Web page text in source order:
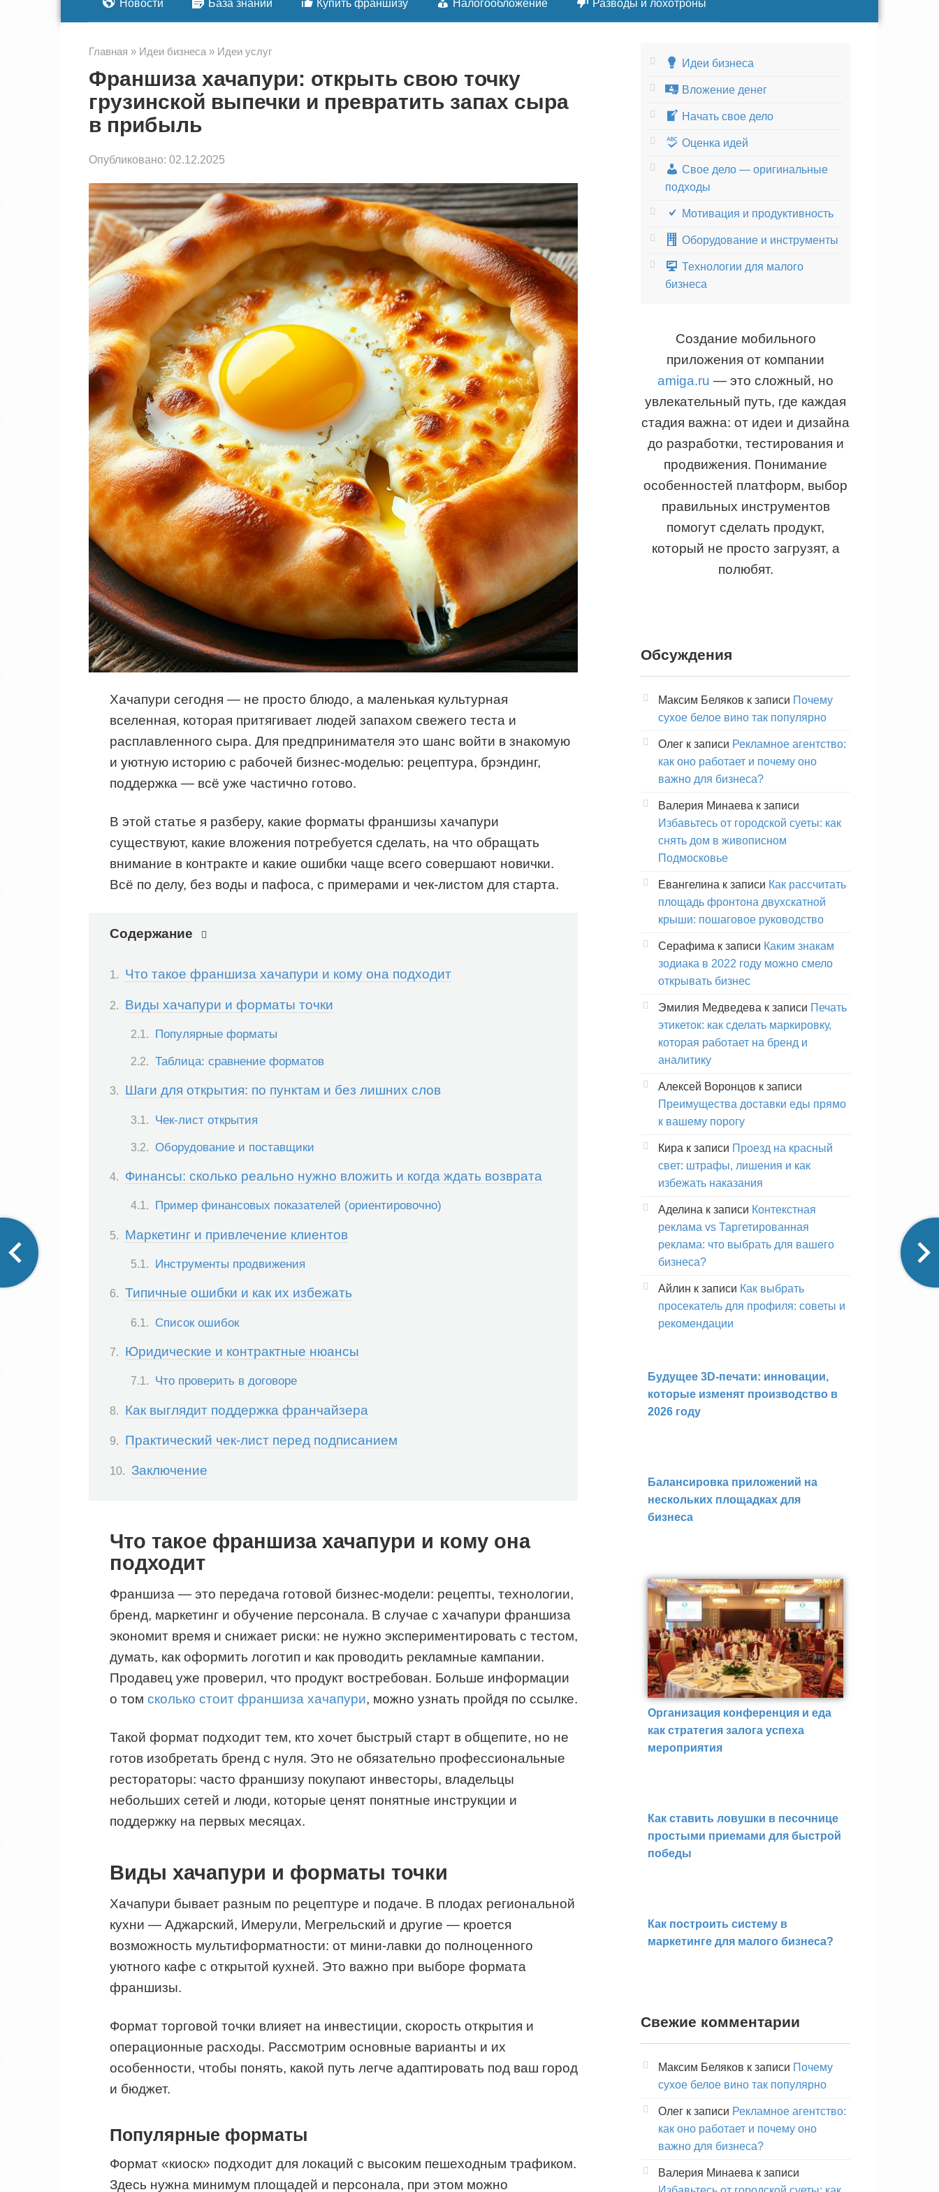
Новости База знаний Купить франшизу Налогообложение Разводы и лохотроны
Главная » Идеи бизнеса » Идеи услуг
Франшиза хачапури: открыть свою точку
грузинской выпечки и превратить запах сыра
в прибыль
Опубликовано: 02.12.2025
Хачапури сегодня — не просто блюдо, а маленькая культурная
вселенная, которая притягивает людей запахом свежего теста и
расплавленного сыра. Для предпринимателя это шанс войти в знакомую
и уютную историю с рабочей бизнес-моделью: рецептура, брэндинг,
поддержка — всё уже частично готово.
В этой статье я разберу, какие форматы франшизы хачапури
существуют, какие вложения потребуется сделать, на что обращать
внимание в контракте и какие ошибки чаще всего совершают новички.
Всё по делу, без воды и пафоса, с примерами и чек-листом для старта.
Содержание
Что такое франшиза хачапури и кому она подходит
Виды хачапури и форматы точки
Популярные форматы
Таблица: сравнение форматов
Шаги для открытия: по пунктам и без лишних слов
Чек-лист открытия
Оборудование и поставщики
Финансы: сколько реально нужно вложить и когда ждать возврата
Пример финансовых показателей (ориентировочно)
Маркетинг и привлечение клиентов
Инструменты продвижения
Типичные ошибки и как их избежать
Список ошибок
Юридические и контрактные нюансы
Что проверить в договоре
Как выглядит поддержка франчайзера
Практический чек-лист перед подписанием
Заключение
Что такое франшиза хачапури и кому она
подходит
Франшиза — это передача готовой бизнес-модели: рецепты, технологии,
бренд, маркетинг и обучение персонала. В случае с хачапури франшиза
экономит время и снижает риски: не нужно экспериментировать с тестом,
думать, как оформить логотип и как проводить рекламные кампании.
Продавец уже проверил, что продукт востребован. Больше информации
о том сколько стоит франшиза хачапури, можно узнать пройдя по ссылке.
Такой формат подходит тем, кто хочет быстрый старт в общепите, но не
готов изобретать бренд с нуля. Это не обязательно профессиональные
рестораторы: часто франшизу покупают инвесторы, владельцы
небольших сетей и люди, которые ценят понятные инструкции и
поддержку на первых месяцах.
Виды хачапури и форматы точки
Хачапури бывает разным по рецептуре и подаче. В плодах региональной
кухни — Аджарский, Имерули, Мегрельский и другие — кроется
возможность мультиформатности: от мини-лавки до полноценного
уютного кафе с открытой кухней. Это важно при выборе формата
франшизы.
Формат торговой точки влияет на инвестиции, скорость открытия и
операционные расходы. Рассмотрим основные варианты и их
особенности, чтобы понять, какой путь легче адаптировать под ваш город
и бюджет.
Популярные форматы
Формат «киоск» подходит для локаций с высоким пешеходным трафиком.
Здесь нужна минимум площадей и персонала, при этом можно
Идеи бизнеса
Вложение денег
Начать свое дело
Оценка идей
Свое дело — оригинальные
подходы
Мотивация и продуктивность
Оборудование и инструменты
Технологии для малого
бизнеса
Создание мобильного
приложения от компании
amiga.ru — это сложный, но
увлекательный путь, где каждая
стадия важна: от идеи и дизайна
до разработки, тестирования и
продвижения. Понимание
особенностей платформ, выбор
правильных инструментов
помогут сделать продукт,
который не просто загрузят, а
полюбят.
Обсуждения
Максим Беляков к записи Почему
сухое белое вино так популярно
Олег к записи Рекламное агентство:
как оно работает и почему оно
важно для бизнеса?
Валерия Минаева к записи
Избавьтесь от городской суеты: как
снять дом в живописном
Подмосковье
Евангелина к записи Как рассчитать
площадь фронтона двухскатной
крыши: пошаговое руководство
Серафима к записи Каким знакам
зодиака в 2022 году можно смело
открывать бизнес
Эмилия Медведева к записи Печать
этикеток: как сделать маркировку,
которая работает на бренд и
аналитику
Алексей Воронцов к записи
Преимущества доставки еды прямо
к вашему порогу
Кира к записи Проезд на красный
свет: штрафы, лишения и как
избежать наказания
Аделина к записи Контекстная
реклама vs Таргетированная
реклама: что выбрать для вашего
бизнеса?
Айлин к записи Как выбрать
просекатель для профиля: советы и
рекомендации
Будущее 3D-печати: инновации,
которые изменят производство в
2026 году
Балансировка приложений на
нескольких площадках для
бизнеса
Организация конференция и еда
как стратегия залога успеха
мероприятия
Как ставить ловушки в песочнице
простыми приемами для быстрой
победы
Как построить систему в
маркетинге для малого бизнеса?
Свежие комментарии
Максим Беляков к записи Почему
сухое белое вино так популярно
Олег к записи Рекламное агентство:
как оно работает и почему оно
важно для бизнеса?
Валерия Минаева к записи